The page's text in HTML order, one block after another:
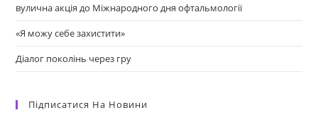
вулична акція до Міжнародного дня офтальмології
«Я можу себе захистити»
Діалог поколінь через гру
Підписатися На Новини